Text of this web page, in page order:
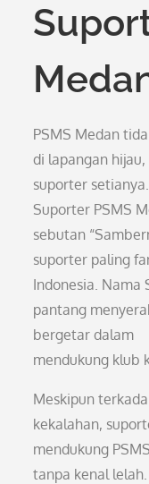
PSMS Medan
di lapangan
suporter setianya.
Suporter PSMS
sebutan
suporter paling
Indonesia. Nama
pantang
bergetar dalam
mendukung klub
Meskipun
kekalahan,
mendukung
tanpa kenal